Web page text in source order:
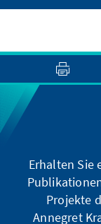
Erhalten Sie
Projekte
Annegret